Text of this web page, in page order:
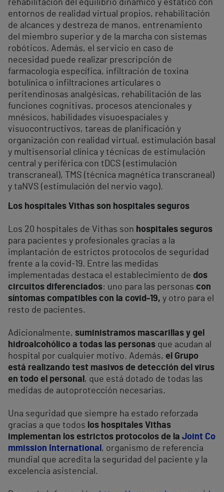
rehabilitación del equilibrio dinámico y estático con
entornos de realidad virtual propios, rehabilitación
de alcances y destreza de manos, entrenamiento
del miembro superior y de la marcha con sistemas
robóticos. Además, el servicio en caso de
necesidad puede realizar prescripción de
farmacología específica, infiltración de toxina
botulínica o infiltraciones articulares o
peritendinosas analgésicas, rehabilitación de las
funciones cognitivas, procesos atencionales y
mnésicos, habilidades visuoespaciales y
visuocontructivos, tareas de planificación y
organización con realidad virtual, estimulación basal
y multisensorial clínica y técnicas de estimulación
central y periférica con tDCS (estimulación
transcraneal), TMS (técnica magnética transcraneal)
y taNVS (estimulación del nervio vago).
Los hospitales Vithas son hospitales seguros
Los 20 hospitales de Vithas son hospitales seguros
para pacientes y profesionales gracias a la
implantación de estrictos protocolos de seguridad
frente a la covid-19. Entre las medidas
implementadas destaca el establecimiento de dos
circuitos diferenciados: uno para las personas con
síntomas compatibles con la covid-19, y otro para el
resto de pacientes.
Adicionalmente, suministramos mascarillas y gel
hidroalcohólico a todas las personas que acudan al
hospital por cualquier motivo. Además, el Grupo
está realizando test masivos de detección del virus
en todo el personal , que está dotado de todas las
medidas de autoprotección necesarias.
Una seguridad que siempre ha estado reforzada
gracias a que todos los hospitales Vithas
implementan los estrictos protocolos de la Joint Co
mmission International , organismo de referencia
mundial que acredita la seguridad del paciente y la
excelencia asistencial.